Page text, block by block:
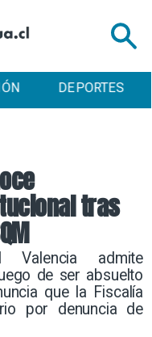
CULTURA
tras
admite
de ser absuelto
que la Fiscalía
por denuncia de